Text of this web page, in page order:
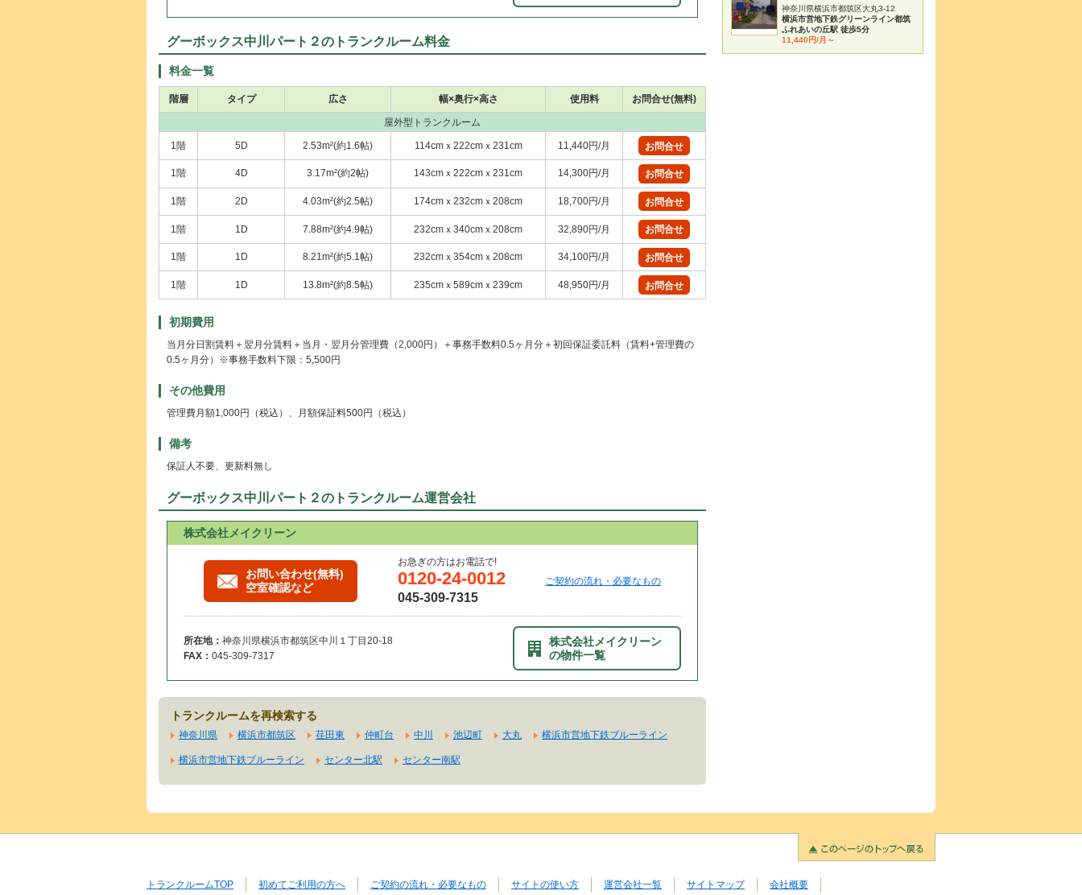
グーボックス中川パート２のトランクルーム料金
料金一覧
階層 タイプ 広さ 幅×奥行×高さ 使用料 お問合せ(無料)
屋外型トランクルーム
1階 5D 2.53m²(約1.6帖) 114cmｘ222cmｘ231cm 11,440円/月 お問合せ
1階 4D 3.17m²(約2帖) 143cmｘ222cmｘ231cm 14,300円/月 お問合せ
1階 2D 4.03m²(約2.5帖) 174cmｘ232cmｘ208cm 18,700円/月 お問合せ
1階 1D 7.88m²(約4.9帖) 232cmｘ340cmｘ208cm 32,890円/月 お問合せ
1階 1D 8.21m²(約5.1帖) 232cmｘ354cmｘ208cm 34,100円/月 お問合せ
1階 1D 13.8m²(約8.5帖) 235cmｘ589cmｘ239cm 48,950円/月 お問合せ
初期費用
当月分日割賃料＋翌月分賃料＋当月・翌月分管理費（2,000円）＋事務手数料0.5ヶ月分＋初回保証委託料（賃料+管理費の
0.5ヶ月分）※事務手数料下限：5,500円
その他費用
管理費月額1,000円（税込）、月額保証料500円（税込）
備考
保証人不要、更新料無し
グーボックス中川パート２のトランクルーム運営会社
株式会社メイクリーン
お問い合わせ(無料)
空室確認など
お急ぎの方はお電話で!
0120-24-0012
045-309-7315
ご契約の流れ・必要なもの
所在地： 神奈川県横浜市都筑区中川１丁目20-18
FAX： 045-309-7317
株式会社メイクリーン
の物件一覧
トランクルームを再検索する
神奈川県 横浜市都筑区 荏田東 仲町台 中川 池辺町 大丸 横浜市営地下鉄ブルーライン
横浜市営地下鉄ブルーライン センター北駅 センター南駅
神奈川県横浜市都筑区大丸3-12
横浜市営地下鉄グリーンライン都筑
ふれあいの丘駅 徒歩5分
11,440円/月～
トランクルームTOP 初めてご利用の方へ ご契約の流れ・必要なもの サイトの使い方 運営会社一覧 サイトマップ 会社概要